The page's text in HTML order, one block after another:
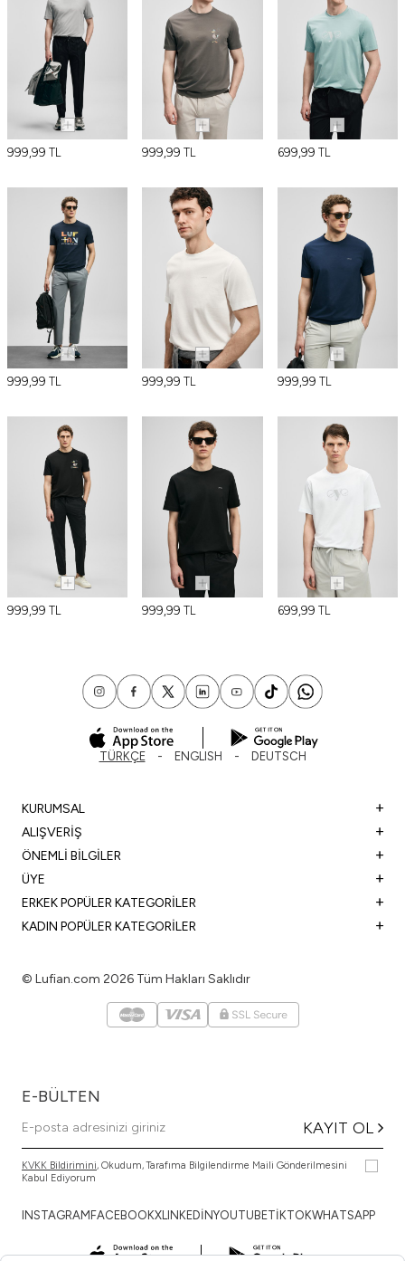
999,99 TL 999,99 TL 699,99 TL
999,99 TL 999,99 TL 999,99 TL
999,99 TL 999,99 TL 699,99 TL
TÜRKÇE ENGLISH DEUTSCH
KURUMSAL
ALIŞVERİŞ
ÖNEMLİ BİLGİLER
ÜYE
ERKEK POPÜLER KATEGORİLER
KADIN POPÜLER KATEGORİLER
© Lufian.com 2026 Tüm Hakları Saklıdır
E-BÜLTEN
KAYIT OL
KVKK Bildirimini, Okudum, Tarafıma Bilgilendirme Maili Gönderilmesini
Kabul Ediyorum
INSTAGRAM FACEBOOKXLINKEDİNYOUTUBETİKTOKWHATSAPP